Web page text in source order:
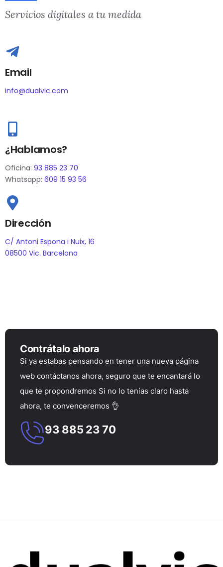
Servicios digitales a tu medida
Email
info@dualvic.com
¿Hablamos?
Oficina: 93 885 23 70
Whatsapp: 609 15 93 56
Dirección
C/ Antoni Espona i Nuix, 16
08500 Vic. Barcelona
Contrátalo ahora
Si ya estabas pensando en tener una nueva página
web contáctanos ahora, seguro que te encantará lo
que te propondremos Si no lo tenías claro hasta
ahora, te convenceremos 👌
93 885 23 70